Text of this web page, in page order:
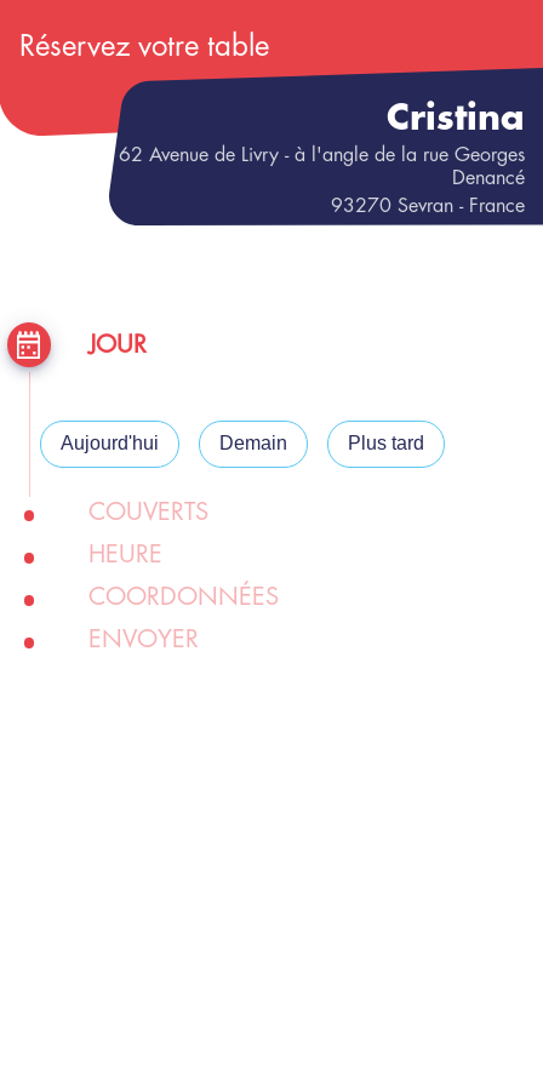
Réservez votre table
Cristina
62 Avenue de Livry - à l'angle de la rue Georges
Denancé
93270 Sevran - France
JOUR
Aujourd'hui Demain Plus tard
COUVERTS
HEURE
COORDONNÉES
ENVOYER